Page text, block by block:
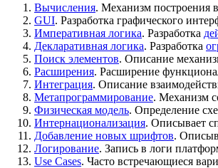
Вычисления. Механизм построения
GUI. Разработка графического
Императивная логика. Разработка
Декларативная логика. Разработка
Поиск элементов. Описание
Расширения. Расширение
Интеграция. Описание
Метапрограммирование. Механизм
Физическая модель. Определение
Интернационализация. Описывает
Добавление новых шрифтов.
Логирование. Запись в логи
Use Cases. Часто встречающиеся